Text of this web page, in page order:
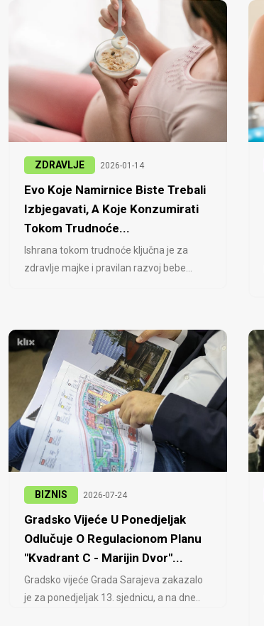
ZDRAVLJE 2026-01-14
Evo Koje Namirnice Biste Trebali
Izbjegavati, A Koje Konzumirati
Tokom Trudnoće...
Ishrana tokom trudnoće ključna je za
zdravlje majke i pravilan razvoj bebe...
BIZNIS 2026-07-24
Gradsko Vijeće U Ponedjeljak
Odlučuje O Regulacionom Planu
"Kvadrant C - Marijin Dvor"...
Gradsko vijeće Grada Sarajeva zakazalo
je za ponedjeljak 13. sjednicu, a na dne..